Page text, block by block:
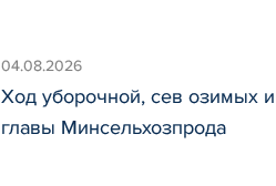
04.08.2026
Ход уборочной, сев озимых
главы Минсельхозпрода